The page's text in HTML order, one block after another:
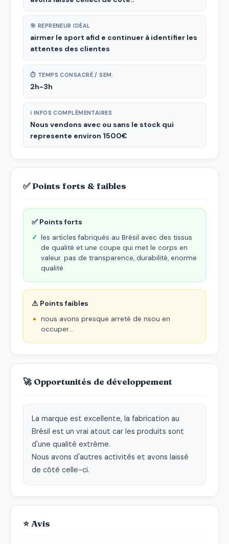
🎯 REPRENEUR IDÉAL
airmer le sport afid e continuer à identifier les
attentes des clientes
⏱ TEMPS CONSACRÉ / SEM.
2h-3h
ℹ INFOS COMPLÉMENTAIRES
Nous vendons avec ou sans le stock qui
represente environ 1500€
✅ Points forts & faibles
✅ Points forts
les articles fabriqués au Brésil avec des tissus
de qualité et une coupe qui met le corps en
valeur. pas de transparence, durabilité, enorme
qualité
⚠ Points faibles
nous avons presque arreté de nsou en
occuper...
🚀 Opportunités de développement
La marque est excellente, la fabrication au
Brésil est un vrai atout car les produits sont
d'une qualité extrême.
Nous avons d'autres activités et avons laissé
de côté celle-ci.
⭐ Avis